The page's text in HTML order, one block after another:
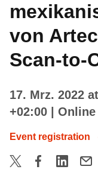
von
Scan-to-
17. Mrz. 2022
+02:00
|
Event registration